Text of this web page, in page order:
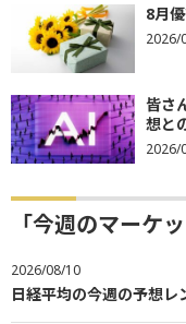
8月
2026/
皆さ
想と
2026/
「今週のマーケ
2026/08/10
日経平均の今週の予想